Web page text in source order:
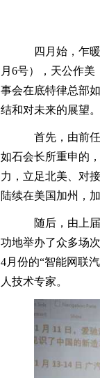
四月始，乍
月6号），天公作
事会在底特律总部
结和对未来的展望。
首先，由前
如石会长所重申的
力，立足北美、对
陆续在美国加州，
随后，由上
功地举办了众多场
4月份的“智能网联
人技术专家。